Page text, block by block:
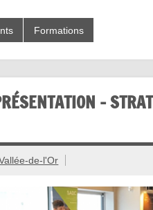
Formations
–
de-l'Or